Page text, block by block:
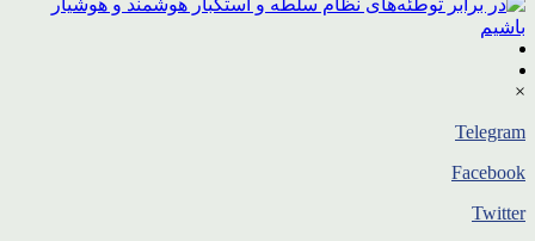
×
Telegram
Facebook
Twitter